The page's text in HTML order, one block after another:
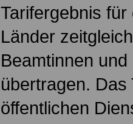
Tarifergebnis
Länder
Beamtinnen
übertragen. Das
öffentlichen